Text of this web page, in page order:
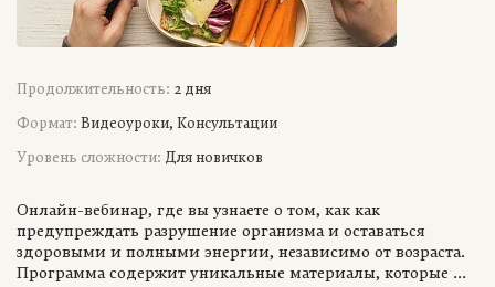
Продолжительность: 2 дня
Формат: Видеоуроки, Консультации
Уровень сложности: Для новичков
Онлайн-вебинар, где вы узнаете о том, как как
предупреждать разрушение организма и оставаться
здоровыми и полными энергии, независимо от возраста.
Программа содержит уникальные материалы, которые ...